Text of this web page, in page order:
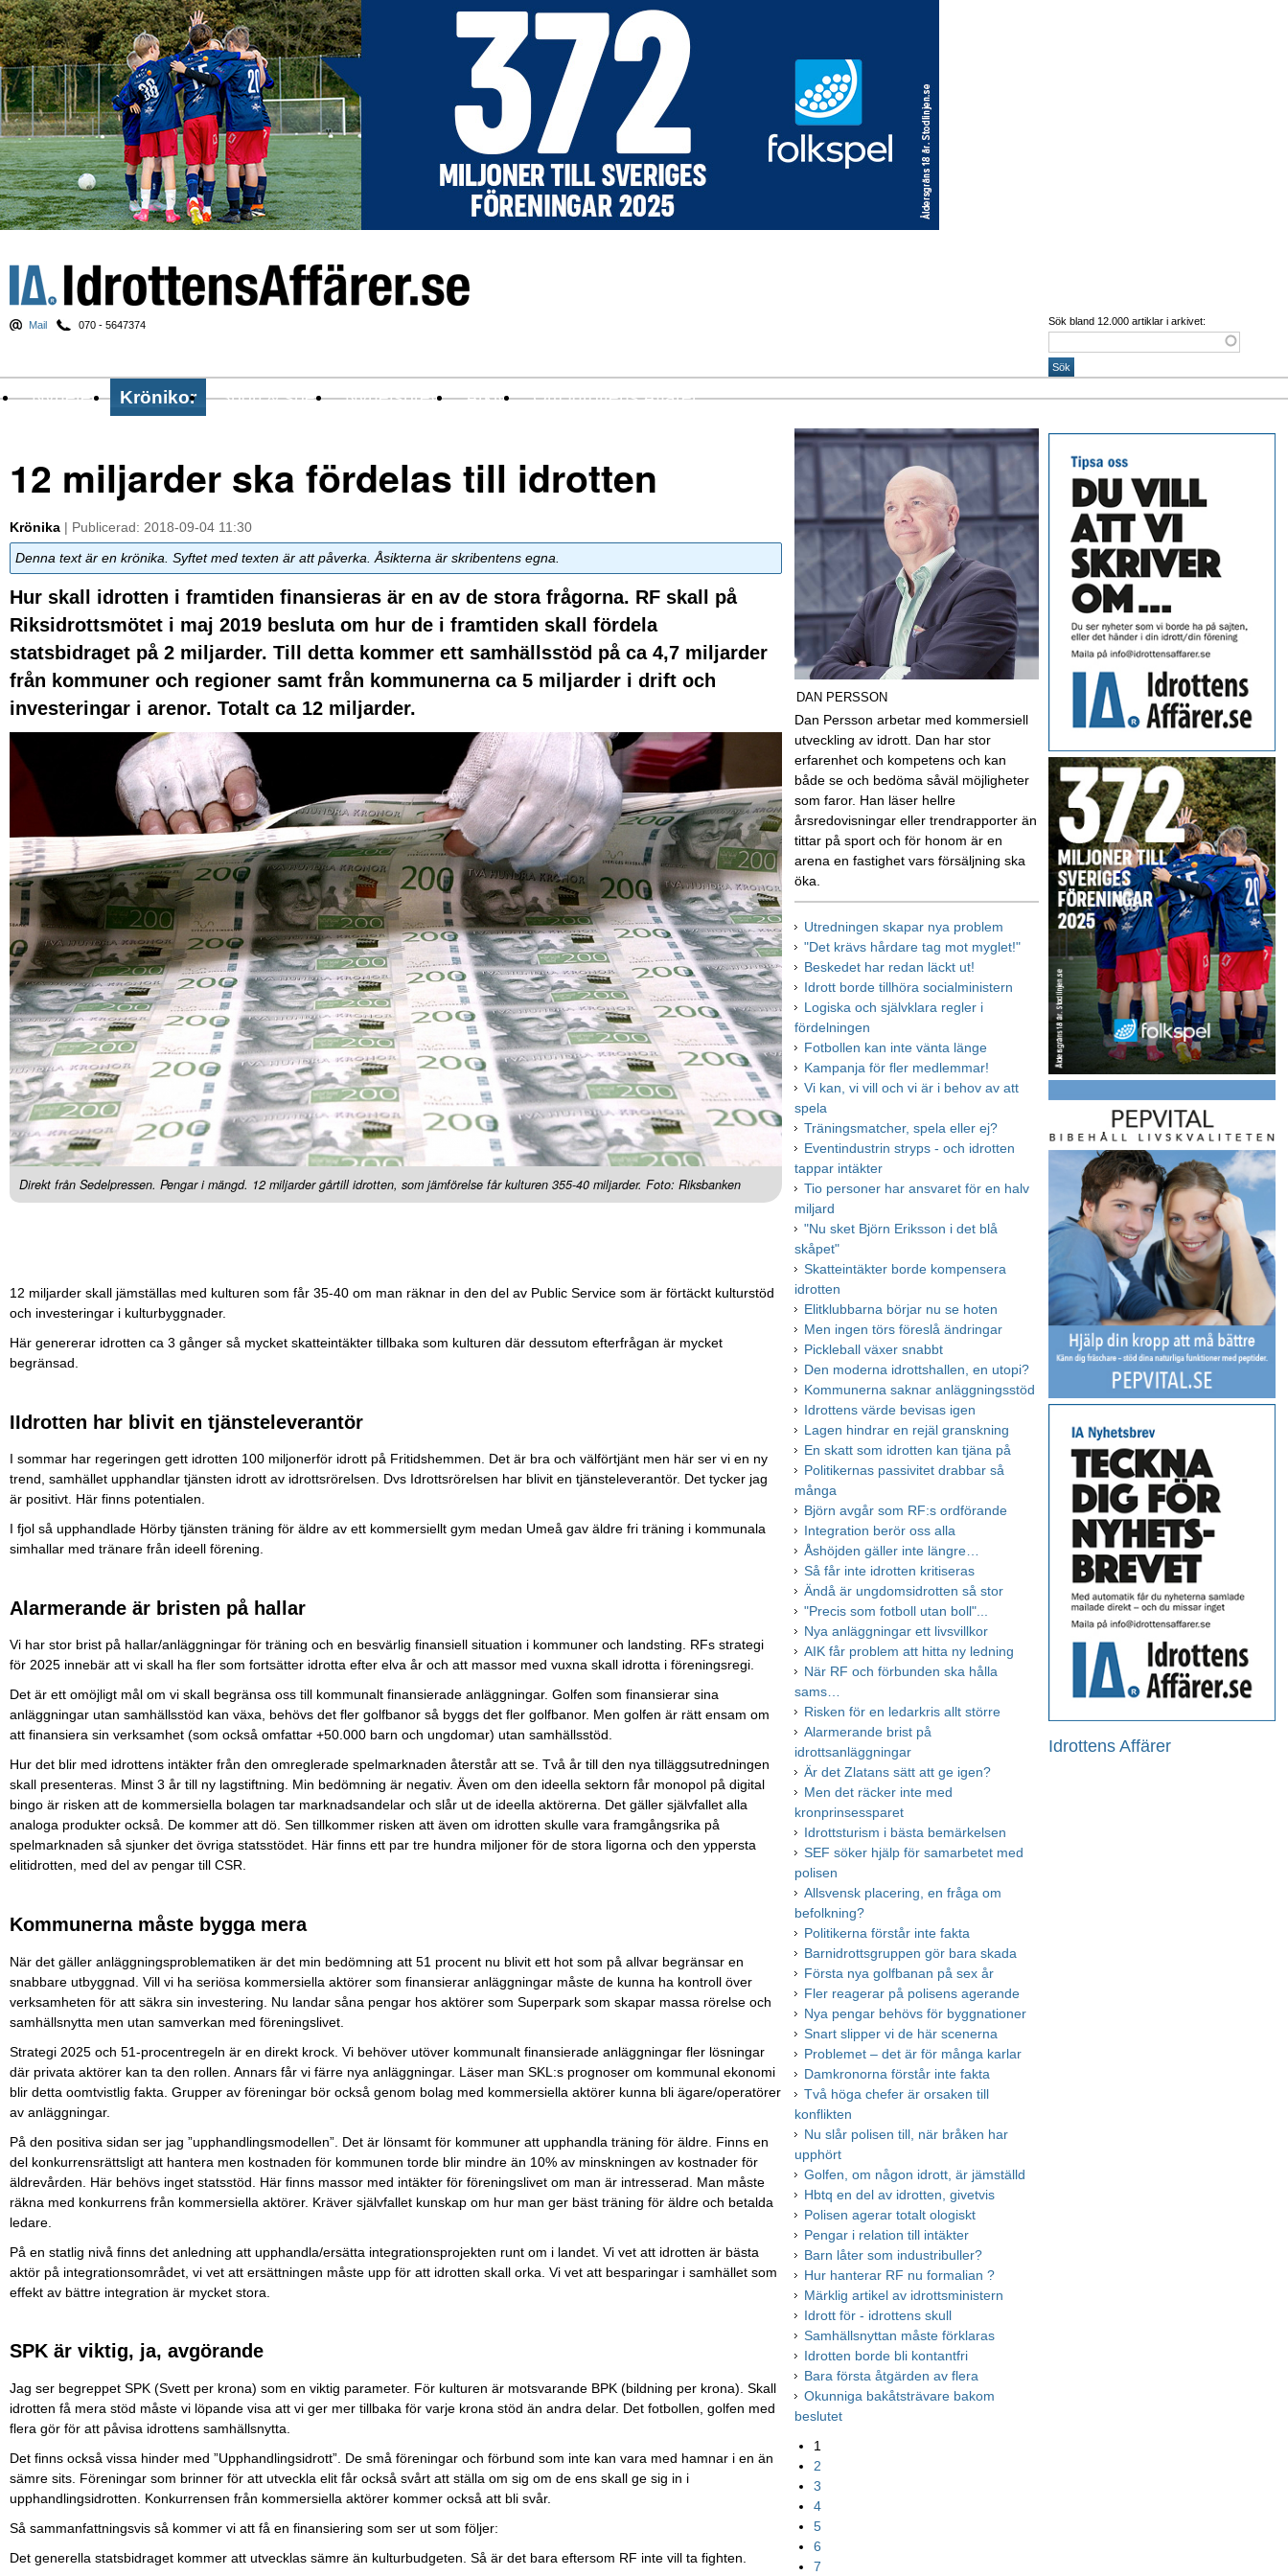
Mail 070 - 5647374 Sök bland 12.000 artiklar i arkivet:
Nyheter Krönikor Sport & spel Nyhetsbrev Arkiv Om Idrottens Affärer
12 miljarder ska fördelas till idrotten
Krönika | Publicerad: 2018-09-04 11:30
Denna text är en krönika. Syftet med texten är att påverka. Åsikterna är skribentens egna.
Hur skall idrotten i framtiden finansieras är en av de stora frågorna. RF skall på
Riksidrottsmötet i maj 2019 besluta om hur de i framtiden skall fördela
statsbidraget på 2 miljarder. Till detta kommer ett samhällsstöd på ca 4,7 miljarder
från kommuner och regioner samt från kommunerna ca 5 miljarder i drift och
investeringar i arenor. Totalt ca 12 miljarder.
Direkt från Sedelpressen. Pengar i mängd. 12 miljarder gårtill idrotten, som jämförelse får kulturen 355-40 miljarder. Foto: Riksbanken
12 miljarder skall jämställas med kulturen som får 35-40 om man räknar in den del av Public Service som är förtäckt kulturstöd
och investeringar i kulturbyggnader.
Här genererar idrotten ca 3 gånger så mycket skatteintäkter tillbaka som kulturen där dessutom efterfrågan är mycket
begränsad.
IIdrotten har blivit en tjänsteleverantör
I sommar har regeringen gett idrotten 100 miljonerför idrott på Fritidshemmen. Det är bra och välförtjänt men här ser vi en ny
trend, samhället upphandlar tjänsten idrott av idrottsrörelsen. Dvs Idrottsrörelsen har blivit en tjänsteleverantör. Det tycker jag
är positivt. Här finns potentialen.
I fjol så upphandlade Hörby tjänsten träning för äldre av ett kommersiellt gym medan Umeå gav äldre fri träning i kommunala
simhallar med tränare från ideell förening.
Alarmerande är bristen på hallar
Vi har stor brist på hallar/anläggningar för träning och en besvärlig finansiell situation i kommuner och landsting. RFs strategi
för 2025 innebär att vi skall ha fler som fortsätter idrotta efter elva år och att massor med vuxna skall idrotta i föreningsregi.
Det är ett omöjligt mål om vi skall begränsa oss till kommunalt finansierade anläggningar. Golfen som finansierar sina
anläggningar utan samhällsstöd kan växa, behövs det fler golfbanor så byggs det fler golfbanor. Men golfen är rätt ensam om
att finansiera sin verksamhet (som också omfattar +50.000 barn och ungdomar) utan samhällsstöd.
Hur det blir med idrottens intäkter från den omreglerade spelmarknaden återstår att se. Två år till den nya tilläggsutredningen
skall presenteras. Minst 3 år till ny lagstiftning. Min bedömning är negativ. Även om den ideella sektorn får monopol på digital
bingo är risken att de kommersiella bolagen tar marknadsandelar och slår ut de ideella aktörerna. Det gäller självfallet alla
analoga produkter också. De kommer att dö. Sen tillkommer risken att även om idrotten skulle vara framgångsrika på
spelmarknaden så sjunker det övriga statsstödet. Här finns ett par tre hundra miljoner för de stora ligorna och den yppersta
elitidrotten, med del av pengar till CSR.
Kommunerna måste bygga mera
När det gäller anläggningsproblematiken är det min bedömning att 51 procent nu blivit ett hot som på allvar begränsar en
snabbare utbyggnad. Vill vi ha seriösa kommersiella aktörer som finansierar anläggningar måste de kunna ha kontroll över
verksamheten för att säkra sin investering. Nu landar såna pengar hos aktörer som Superpark som skapar massa rörelse och
samhällsnytta men utan samverkan med föreningslivet.
Strategi 2025 och 51-procentregeln är en direkt krock. Vi behöver utöver kommunalt finansierade anläggningar fler lösningar
där privata aktörer kan ta den rollen. Annars får vi färre nya anläggningar. Läser man SKL:s prognoser om kommunal ekonomi
blir detta oomtvistlig fakta. Grupper av föreningar bör också genom bolag med kommersiella aktörer kunna bli ägare/operatörer
av anläggningar.
På den positiva sidan ser jag ”upphandlingsmodellen”. Det är lönsamt för kommuner att upphandla träning för äldre. Finns en
del konkurrensrättsligt att hantera men kostnaden för kommunen torde blir mindre än 10% av minskningen av kostnader för
äldrevården. Här behövs inget statsstöd. Här finns massor med intäkter för föreningslivet om man är intresserad. Man måste
räkna med konkurrens från kommersiella aktörer. Kräver självfallet kunskap om hur man ger bäst träning för äldre och betalda
ledare.
På en statlig nivå finns det anledning att upphandla/ersätta integrationsprojekten runt om i landet. Vi vet att idrotten är bästa
aktör på integrationsområdet, vi vet att ersättningen måste upp för att idrotten skall orka. Vi vet att besparingar i samhället som
effekt av bättre integration är mycket stora.
SPK är viktig, ja, avgörande
Jag ser begreppet SPK (Svett per krona) som en viktig parameter. För kulturen är motsvarande BPK (bildning per krona). Skall
idrotten få mera stöd måste vi löpande visa att vi ger mer tillbaka för varje krona stöd än andra delar. Det fotbollen, golfen med
flera gör för att påvisa idrottens samhällsnytta.
Det finns också vissa hinder med ”Upphandlingsidrott”. De små föreningar och förbund som inte kan vara med hamnar i en än
sämre sits. Föreningar som brinner för att utveckla elit får också svårt att ställa om sig om de ens skall ge sig in i
upphandlingsidrotten. Konkurrensen från kommersiella aktörer kommer också att bli svår.
Så sammanfattningsvis så kommer vi att få en finansiering som ser ut som följer:
Det generella statsbidraget kommer att utvecklas sämre än kulturbudgeten. Så är det bara eftersom RF inte vill ta fighten.
Idrottens Affärer
DAN PERSSON
Dan Persson arbetar med kommersiell
utveckling av idrott. Dan har stor
erfarenhet och kompetens och kan
både se och bedöma såväl möjligheter
som faror. Han läser hellre
årsredovisningar eller trendrapporter än
tittar på sport och för honom är en
arena en fastighet vars försäljning ska
öka.
Utredningen skapar nya problem
"Det krävs hårdare tag mot myglet!"
Beskedet har redan läckt ut!
Idrott borde tillhöra socialministern
Logiska och självklara regler i
fördelningen
Fotbollen kan inte vänta länge
Kampanja för fler medlemmar!
Vi kan, vi vill och vi är i behov av att
spela
Träningsmatcher, spela eller ej?
Eventindustrin stryps - och idrotten
tappar intäkter
Tio personer har ansvaret för en halv
miljard
"Nu sket Björn Eriksson i det blå
skåpet"
Skatteintäkter borde kompensera
idrotten
Elitklubbarna börjar nu se hoten
Men ingen törs föreslå ändringar
Pickleball växer snabbt
Den moderna idrottshallen, en utopi?
Kommunerna saknar anläggningsstöd
Idrottens värde bevisas igen
Lagen hindrar en rejäl granskning
En skatt som idrotten kan tjäna på
Politikernas passivitet drabbar så
många
Björn avgår som RF:s ordförande
Integration berör oss alla
Åshöjden gäller inte längre…
Så får inte idrotten kritiseras
Ändå är ungdomsidrotten så stor
"Precis som fotboll utan boll"...
Nya anläggningar ett livsvillkor
AIK får problem att hitta ny ledning
När RF och förbunden ska hålla
sams…
Risken för en ledarkris allt större
Alarmerande brist på
idrottsanläggningar
Är det Zlatans sätt att ge igen?
Men det räcker inte med
kronprinsessparet
Idrottsturism i bästa bemärkelsen
SEF söker hjälp för samarbetet med
polisen
Allsvensk placering, en fråga om
befolkning?
Politikerna förstår inte fakta
Barnidrottsgruppen gör bara skada
Första nya golfbanan på sex år
Fler reagerar på polisens agerande
Nya pengar behövs för byggnationer
Snart slipper vi de här scenerna
Problemet – det är för många karlar
Damkronorna förstår inte fakta
Två höga chefer är orsaken till
konflikten
Nu slår polisen till, när bråken har
upphört
Golfen, om någon idrott, är jämställd
Hbtq en del av idrotten, givetvis
Polisen agerar totalt ologiskt
Pengar i relation till intäkter
Barn låter som industribuller?
Hur hanterar RF nu formalian ?
Märklig artikel av idrottsministern
Idrott för - idrottens skull
Samhällsnyttan måste förklaras
Idrotten borde bli kontantfri
Bara första åtgärden av flera
Okunniga bakåtsträvare bakom
beslutet
1
2
3
4
5
6
7